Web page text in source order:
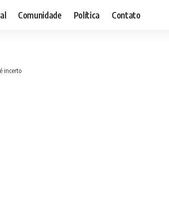
Comunidade Política Contato
incerto